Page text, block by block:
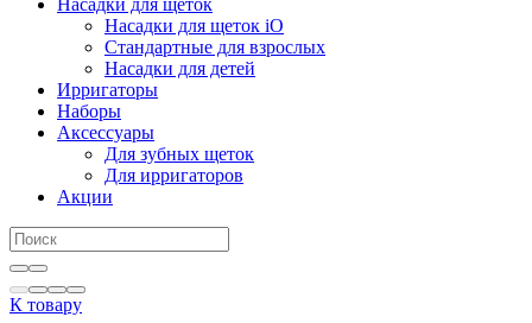
Насадки для щеток
Насадки для щеток iO
Стандартные для взрослых
Насадки для детей
Ирригаторы
Наборы
Аксессуары
Для зубных щеток
Для ирригаторов
Акции
К товару